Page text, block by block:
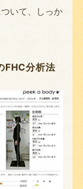
いて、しっか
FHC分析法